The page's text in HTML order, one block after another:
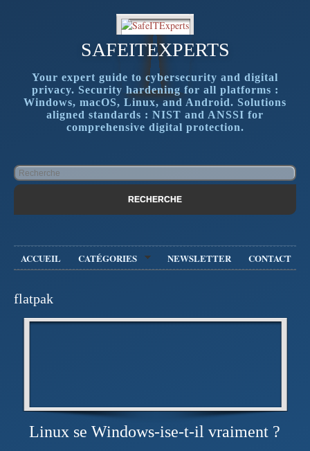
SAFEITEXPERTS
Your expert guide to cybersecurity and digital
privacy. Security hardening for all platforms :
Windows, macOS, Linux, and Android. Solutions
aligned standards : NIST and ANSSI for
comprehensive digital protection.
ACCUEIL CATÉGORIES NEWSLETTER CONTACT
flatpak
Linux se Windows-ise-t-il vraiment ?